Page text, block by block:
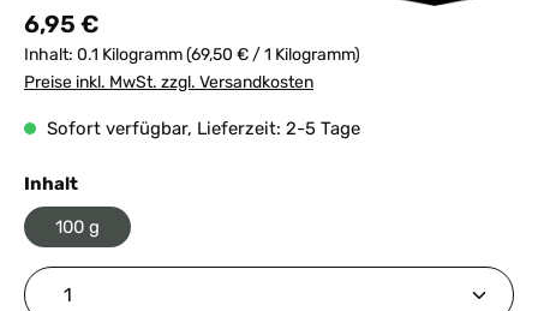
Regulärer Preis:
6,95 €
Inhalt: 0.1 Kilogramm(69,50 € / 1 Kilogramm)
Preise inkl. MwSt. zzgl. Versandkosten
Sofort verfügbar, Lieferzeit: 2-5 Tage
Inhaltauswählen
100 g
Produkt Anzahl: Gib den gewünschten Wert ein